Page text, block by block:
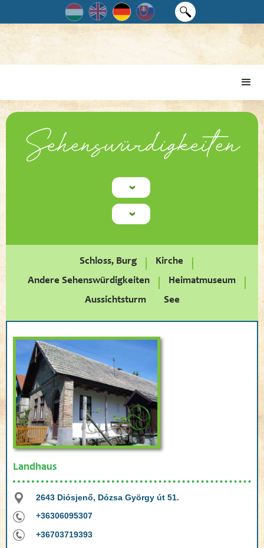
Sehenswürdigkeiten
Schloss, Burg
Kirche
Andere Sehenswürdigkeiten
Heimatmuseum
Aussichtsturm
See
Landhaus
2643 Diósjenő, Dózsa György út 51.
+36306095307
+36703719393